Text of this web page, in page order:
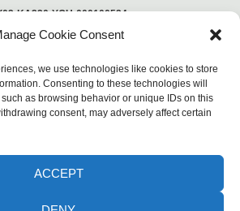
Cookie Consent
we use technologies like cookies to store
Consenting to these technologies will
as browsing behavior or unique IDs on this
consent, may adversely affect certain
ACCEPT
KA220-YOU-000100524
Union. Views and opinions expressed are
the European Education and Culture Executive
the European Union nor EACEA can be held